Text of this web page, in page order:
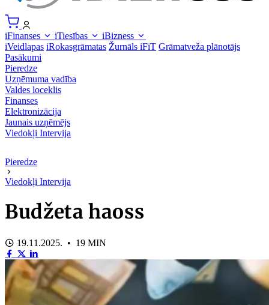
iFinanses iTiesības
iBizness
iVeidlapas iRokasgrāmatas Žurnāls iFiT Grāmatveža plānotājs
Pasākumi
Pieredze
Uzņēmuma vadība
Valdes loceklis
Finanses
Elektronizācija
Jaunais uzņēmējs
Viedokļi Intervija
Pieredze
Viedokļi Intervija
Budžeta haoss
19.11.2025. • 19 MIN